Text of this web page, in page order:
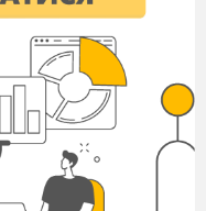
та що вони
Учитель запитує:
До чого
житті,
тощо)? Яка тема
про це?